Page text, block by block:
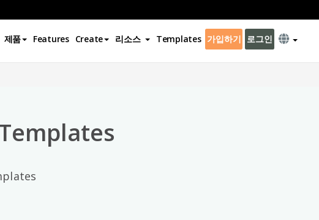
제품 Features Create 리소스 Templates 가입하기 로그인
×